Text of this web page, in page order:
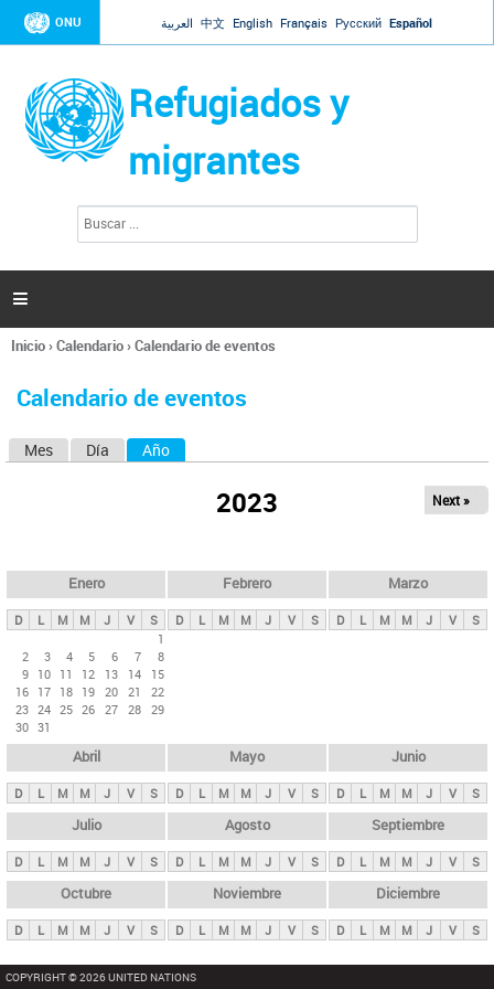
Jump to navigation
ONU العربية 中文 English Français Русский Español
Refugiados y
migrantes
l
d
s

Se
usted
Inicio›Calendario›Calendario de eventos
Calendario de eventos
s
p
n
c
i
p
l
e
s
Mes Día Año
2023 Next »
Enero
D L M M J V
S
1
2
3 4 5 6 7
8
9 10 11 12 13 14
15
16 17 18 19 20 21
22
23 24 25 26 27 28 29
30 31
Febrero
D L M M J V S
Marzo
D L M M J V S
Abril
D L M M J V S
Mayo
D L M M J V S
Junio
D L M M J V S
Julio
D L M M J V S
Agosto
D L M M J V S
Septiembre
D L M M J V S
Octubre
D L M M J V S
Noviembre
D L M M J V S
Diciembre
D L M M J V S
COPYRIGHT © 2026 UNITED NATIONS